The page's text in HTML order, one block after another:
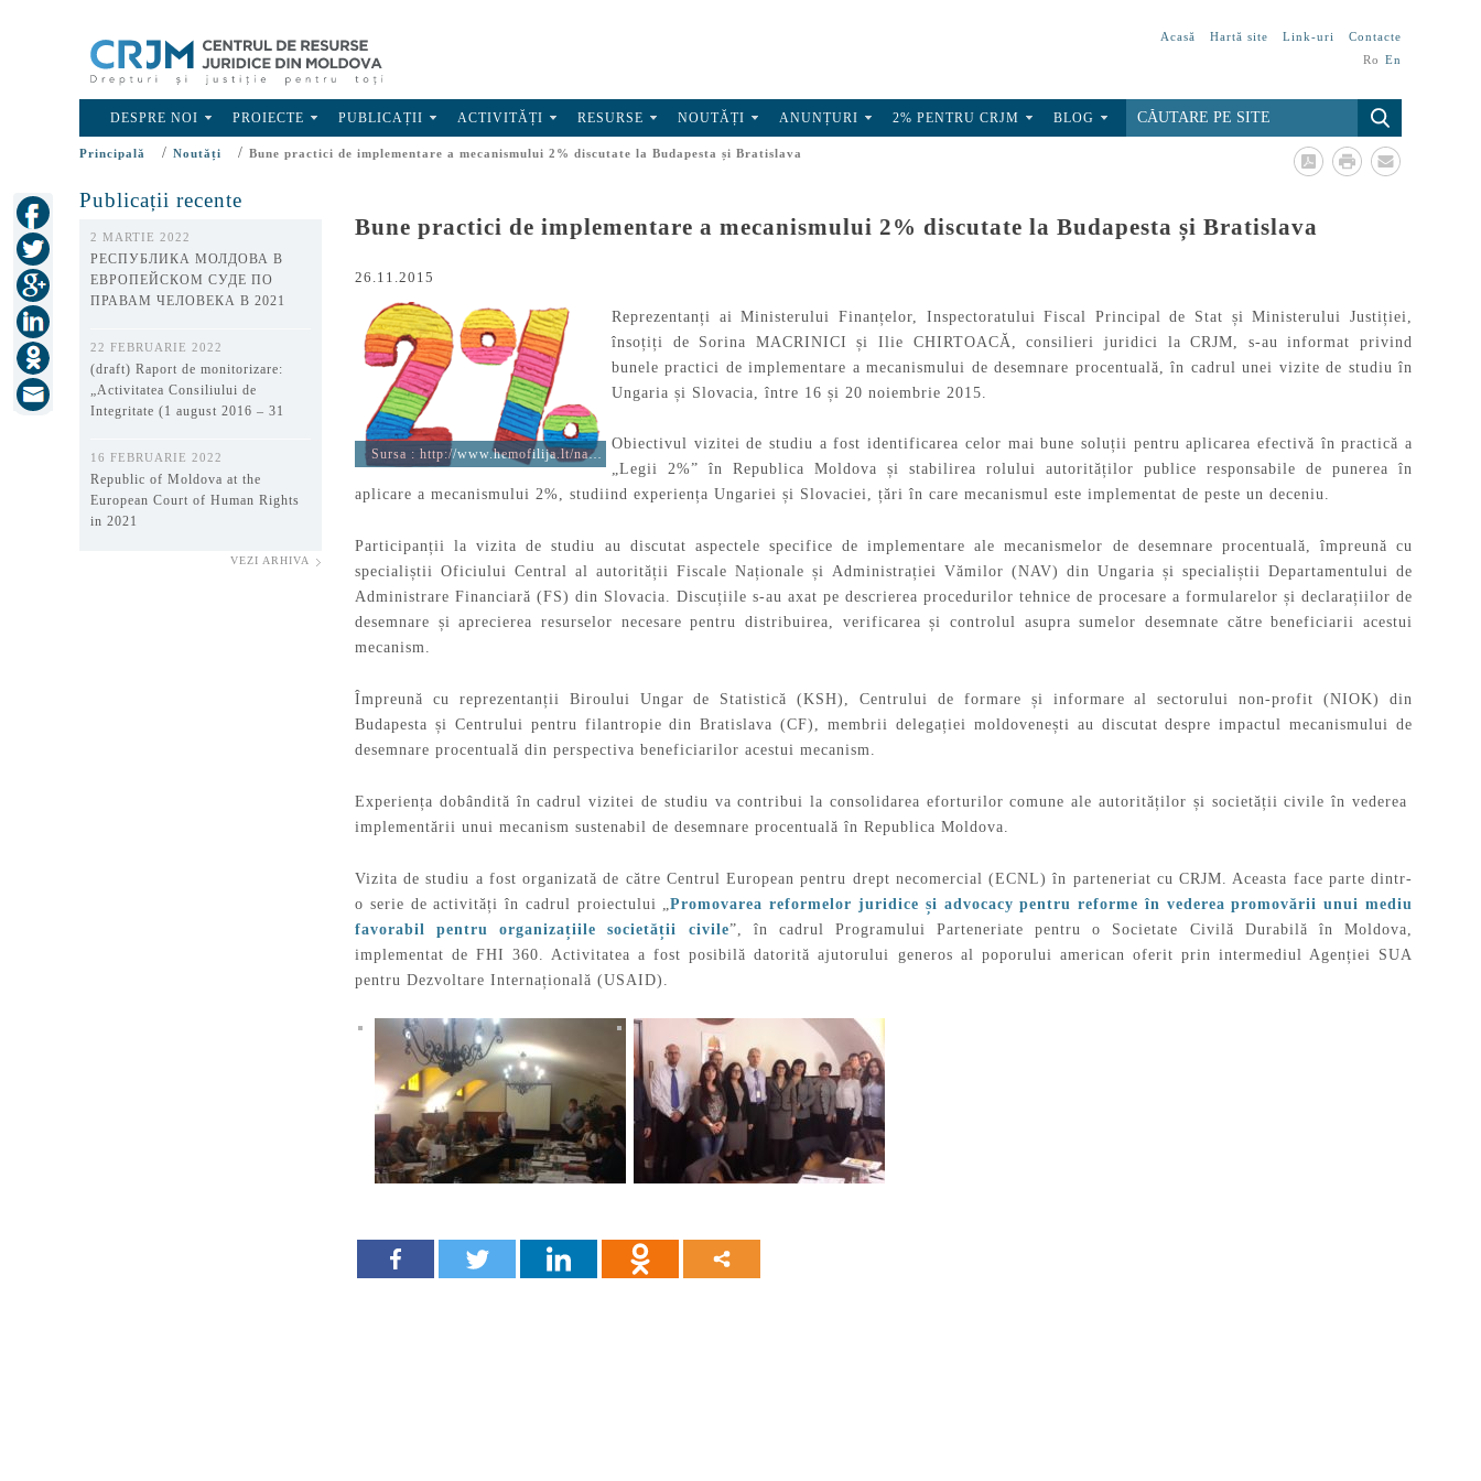
Acasă Hartă site Link-uri
Contacte
Ro En
DESPRE NOI PROIECTE PUBLICAȚII ACTIVITĂȚI RESURSE NOUTĂȚI ANUNȚURI 2% PENTRU CRJM BLOG
Principală / Noutăți / Bune practici de implementare a mecanismului 2% discutate la Budapesta și Bratislava
Publicații recente
2 MARTIE 2022
РЕСПУБЛИКА МОЛДОВА В
ЕВРОПЕЙСКОМ СУДЕ ПО
ПРАВАМ ЧЕЛОВЕКА В 2021
22 FEBRUARIE 2022
(draft) Raport de monitorizare:
„Activitatea Consiliului de
Integritate (1 august 2016 – 31
16 FEBRUARIE 2022
Republic of Moldova at the
European Court of Human Rights
in 2021
VEZI ARHIVA
Bune practici de implementare a mecanismului 2% discutate la Budapesta și Bratislava
26.11.2015
Sursa : http://www.hemofilija.lt/naujiena/2-pajamu-mokescio-parama/
Reprezentanți ai Ministerului Finanțelor, Inspectoratului Fiscal Principal de Stat și Ministerului Justiției,
însoțiți de Sorina MACRINICI și Ilie CHIRTOACĂ, consilieri juridici la CRJM, s-au informat privind
bunele practici de implementare a mecanismului de desemnare procentuală, în cadrul unei vizite de studiu în
Ungaria și Slovacia, între 16 și 20 noiembrie 2015.
Obiectivul vizitei de studiu a fost identificarea celor mai bune soluții pentru aplicarea efectivă în practică a
„Legii 2%” în Republica Moldova și stabilirea rolului autorităților publice responsabile de punerea în
aplicare a mecanismului 2%, studiind experiența Ungariei și Slovaciei, țări în care mecanismul este implementat de peste un deceniu.
Participanții la vizita de studiu au discutat aspectele specifice de implementare ale mecanismelor de desemnare procentuală, împreună cu
specialiștii Oficiului Central al autorității Fiscale Naționale și Administrației Vămilor (NAV) din Ungaria și specialiștii Departamentului de
Administrare Financiară (FS) din Slovacia. Discuțiile s-au axat pe descrierea procedurilor tehnice de procesare a formularelor și declarațiilor de
desemnare și aprecierea resurselor necesare pentru distribuirea, verificarea și controlul asupra sumelor desemnate către beneficiarii acestui
mecanism.
Împreună cu reprezentanții Biroului Ungar de Statistică (KSH), Centrului de formare și informare al sectorului non-profit (NIOK) din
Budapesta și Centrului pentru filantropie din Bratislava (CF), membrii delegației moldovenești au discutat despre impactul mecanismului de
desemnare procentuală din perspectiva beneficiarilor acestui mecanism.
Experiența dobândită în cadrul vizitei de studiu va contribui la consolidarea eforturilor comune ale autorităților și societății civile în vederea
implementării unui mecanism sustenabil de desemnare procentuală în Republica Moldova.
Vizita de studiu a fost organizată de către Centrul European pentru drept necomercial (ECNL) în parteneriat cu CRJM. Aceasta face parte dintr-
o serie de activități în cadrul proiectului „Promovarea reformelor juridice și advocacy pentru reforme în vederea promovării unui mediu
favorabil pentru organizațiile societății civile”, în cadrul Programului Parteneriate pentru o Societate Civilă Durabilă în Moldova,
implementat de FHI 360. Activitatea a fost posibilă datorită ajutorului generos al poporului american oferit prin intermediul Agenției SUA
pentru Dezvoltare Internațională (USAID).